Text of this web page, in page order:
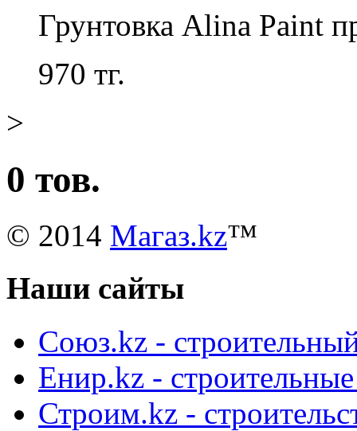
Грунтовка Alina Paint
970 тг.
>
0 тов.
© 2014 Магаз.kz™
Наши сайты
Союз.kz -
Енир.kz -
Строим.kz -